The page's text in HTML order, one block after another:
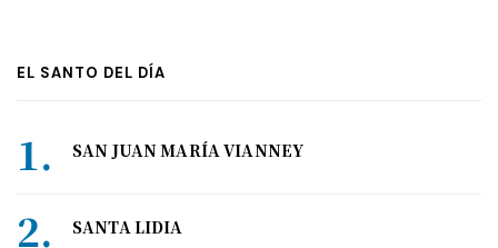
EL SANTO DEL DÍA
SAN JUAN MARÍA VIANNEY
SANTA LIDIA